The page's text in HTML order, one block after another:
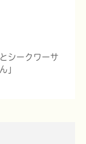
シークワーサ
」